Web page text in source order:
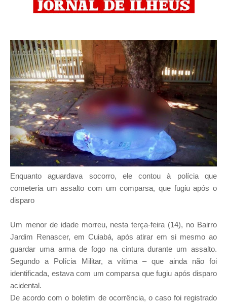
Enquanto aguardava socorro, ele contou à polícia que
cometeria um assalto com um comparsa, que fugiu após o
disparo
Um menor de idade morreu, nesta terça-feira (14), no Bairro
Jardim Renascer, em Cuiabá, após atirar em si mesmo ao
guardar uma arma de fogo na cintura durante um assalto.
Segundo a Polícia Militar, a vítima – que ainda não foi
identificada, estava com um comparsa que fugiu após disparo
acidental.
De acordo com o boletim de ocorrência, o caso foi registrado